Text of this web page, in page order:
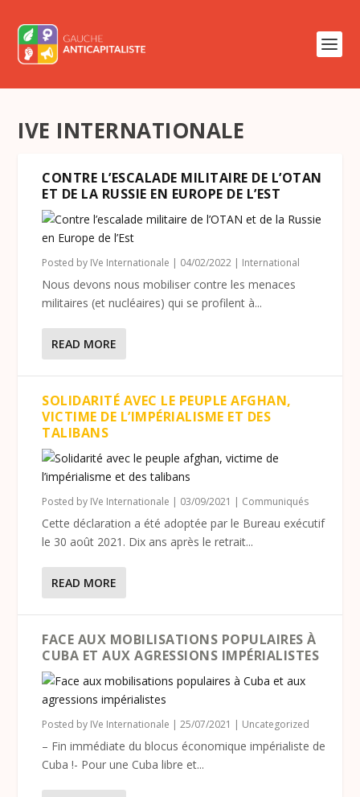
IVE INTERNATIONALE
CONTRE L’ESCALADE MILITAIRE DE L’OTAN
ET DE LA RUSSIE EN EUROPE DE L’EST
Posted by IVe Internationale | 04/02/2022 | International
Nous devons nous mobiliser contre les menaces
militaires (et nucléaires) qui se profilent à...
READ MORE
SOLIDARITÉ AVEC LE PEUPLE AFGHAN,
VICTIME DE L’IMPÉRIALISME ET DES
TALIBANS
Posted by IVe Internationale | 03/09/2021 | Communiqués
Cette déclaration a été adoptée par le Bureau exécutif
le 30 août 2021. Dix ans après le retrait...
READ MORE
FACE AUX MOBILISATIONS POPULAIRES À
CUBA ET AUX AGRESSIONS IMPÉRIALISTES
Posted by IVe Internationale |25/07/2021 | Uncategorized
– Fin immédiate du blocus économique impérialiste de
Cuba !- Pour une Cuba libre et...